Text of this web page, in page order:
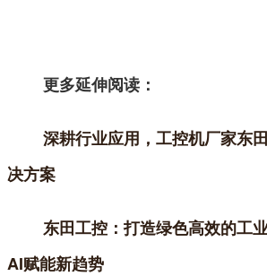
更多延伸阅读：
深耕行业应用，工控机厂家东
决方案
东田工控：打造绿色高效的工
AI赋能新趋势